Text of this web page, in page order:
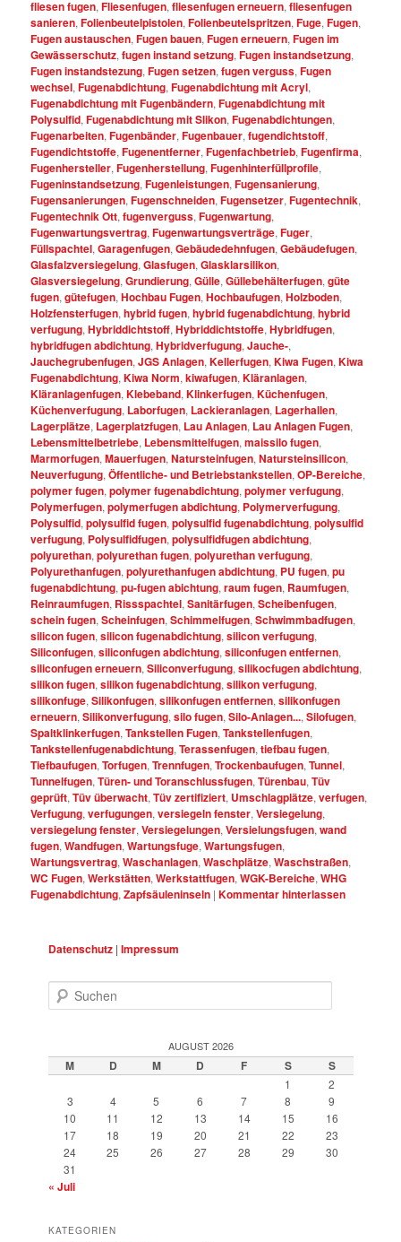
fliesen fugen,Fliesenfugen,fliesenfugen erneuern,fliesenfugen
sanieren,Folienbeutelpistolen,Folienbeutelspritzen,Fuge,Fugen,
Fugen austauschen,Fugen bauen,Fugen erneuern,Fugen im
Gewässerschutz,fugen instand setzung,Fugen instandsetzung,
Fugen instandstezung,Fugen setzen,fugen verguss,Fugen
wechsel,Fugenabdichtung,Fugenabdichtung mit Acryl,
Fugenabdichtung mit Fugenbändern,Fugenabdichtung mit
Polysulfid,Fugenabdichtung mit Slikon,Fugenabdichtungen,
Fugenarbeiten,Fugenbänder,Fugenbauer,fugendichtstoff,
Fugendichtstoffe,Fugenentferner,Fugenfachbetrieb,Fugenfirma,
Fugenhersteller,Fugenherstellung,Fugenhinterfüllprofile,
Fugeninstandsetzung,Fugenleistungen,Fugensanierung,
Fugensanierungen,Fugenschneiden,Fugensetzer,Fugentechnik,
Fugentechnik Ott,fugenverguss,Fugenwartung,
Fugenwartungsvertrag,Fugenwartungsverträge,Fuger,
Füllspachtel,Garagenfugen,Gebäudedehnfugen,Gebäudefugen,
Glasfalzversiegelung,Glasfugen,Glasklarsilikon,
Glasversiegelung,Grundierung,Gülle,Güllebehälterfugen,güte
fugen,gütefugen,Hochbau Fugen,Hochbaufugen,Holzboden,
Holzfensterfugen,hybrid fugen,hybrid fugenabdichtung,hybrid
verfugung,Hybriddichtstoff,Hybriddichtstoffe,Hybridfugen,
hybridfugen abdichtung,Hybridverfugung,Jauche-,
Jauchegrubenfugen,JGS Anlagen,Kellerfugen,Kiwa Fugen,Kiwa
Fugenabdichtung,Kiwa Norm,kiwafugen,Kläranlagen,
Kläranlagenfugen,Klebeband,Klinkerfugen,Küchenfugen,
Küchenverfugung, Laborfugen, Lackieranlagen, Lagerhallen,
Lagerplätze, Lagerplatzfugen, Lau Anlagen, Lau Anlagen Fugen,
Lebensmittelbetriebe, Lebensmittelfugen,maissilo fugen,
Marmorfugen,Mauerfugen,Natursteinfugen,Natursteinsilicon,
Neuverfugung,Öffentliche- und Betriebstankstellen,OP-Bereiche,
polymer fugen,polymer fugenabdichtung,polymer verfugung,
Polymerfugen,polymerfugen abdichtung, Polymerverfugung,
Polysulfid,polysulfid fugen,polysulfid fugenabdichtung,polysulfid
verfugung, Polysulfidfugen,polysulfidfugen abdichtung,
polyurethan,polyurethan fugen,polyurethan verfugung,
Polyurethanfugen,polyurethanfugen abdichtung, PU fugen,pu
fugenabdichtung,pu-fugen abichtung,raum fugen, Raumfugen,
Reinraumfugen, Rissspachtel,Sanitärfugen,Scheibenfugen,
schein fugen,Scheinfugen,Schimmelfugen,Schwimmbadfugen,
silicon fugen,silicon fugenabdichtung,silicon verfugung,
Siliconfugen,siliconfugen abdichtung,siliconfugen entfernen,
siliconfugen erneuern,Siliconverfugung,silikocfugen abdichtung,
silikon fugen,silikon fugenabdichtung,silikon verfugung,
silikonfuge,Silikonfugen,silikonfugen entfernen,silikonfugen
erneuern,Silikonverfugung,silo fugen,Silo-Anlagen...,Silofugen,
Spaltklinkerfugen,Tankstellen Fugen,Tankstellenfugen,
Tankstellenfugenabdichtung,Terassenfugen,tiefbau fugen,
Tiefbaufugen,Torfugen,Trennfugen,Trockenbaufugen,Tunnel,
Tunnelfugen,Türen- und Toranschlussfugen,Türenbau,Tüv
geprüft,Tüv überwacht,Tüv zertifiziert, Umschlagplätze,verfugen,
Verfugung,verfugungen,versiegeln fenster,Versiegelung,
versiegelung fenster,Versiegelungen,Versielungsfugen,wand
fugen,Wandfugen,Wartungsfuge,Wartungsfugen,
Wartungsvertrag,Waschanlagen,Waschplätze,Waschstraßen,
WC Fugen,Werkstätten,Werkstattfugen,WGK-Bereiche,WHG
Fugenabdichtung,Zapfsäuleninseln |Kommentar hinterlassen
Datenschutz |Impressum
Suchen
AUGUST 2026
M D M D F S S
1
2
3
4 5 6 7 8
9
10
11 12 13 14 15
16
17
18 19 20 21 22
23
24
25 26 27 28 29
30
31
« Juli
KATEGORIEN